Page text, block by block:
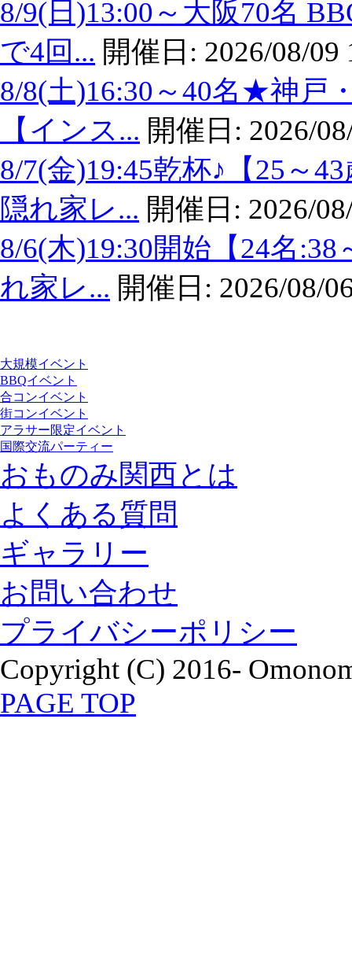
8/9(日)13:00～大阪70名
で4回... 開催日: 2026/08/09
8/8(土)16:30～40名★神戸
【インス... 開催日: 2026/
8/7(金)19:45乾杯♪【25～
隠れ家レ... 開催日: 2026/
8/6(木)19:30開始【24名
れ家レ... 開催日: 2026/08/
大規模イベント
BBQイベント
合コンイベント
街コンイベント
アラサー限定イベント
国際交流パーティー
おものみ関西とは
よくある質問
ギャラリー
お問い合わせ
プライバシーポリシー
Copyright (C) 2016-
PAGE TOP